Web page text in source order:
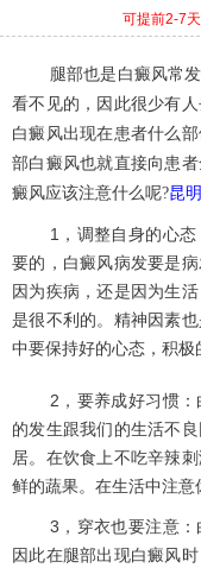
可提前2-7
腿部也是白癜风常
看不见的，因此很少有
白癜风出现在患者什么
部白癜风也就直接向患
癜风应该注意什么呢?昆
1，调整自身的心
要的，白癜风病发要是
因为疾病，还是因为生
是很不利的。精神因素
中要保持好的心态，积极
2，要养成好习惯
的发生跟我们的生活不
居。在饮食上不吃辛辣
鲜的蔬果。在生活中注意
3，穿衣也要注意：
因此在腿部出现白癜风